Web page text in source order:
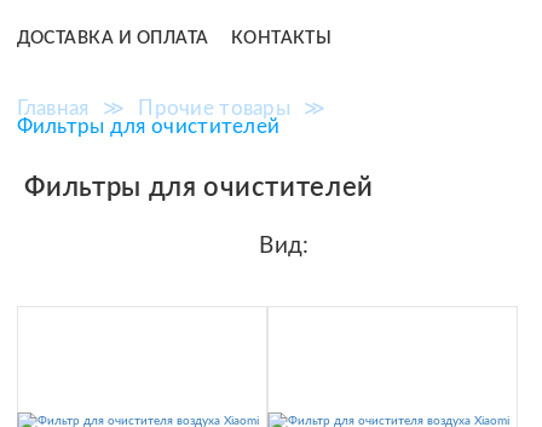
ДОСТАВКА И ОПЛАТА КОНТАКТЫ
Главная ≫ Прочие товары
≫
Фильтры для очистителей
Фильтры для очистителей
Вид: